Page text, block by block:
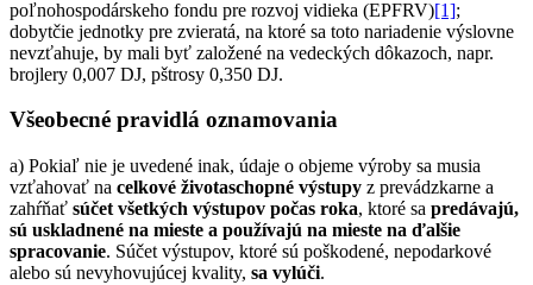
poľnohospodárskeho fondu pre rozvoj vidieka (EPFRV)[1];
dobytčie jednotky pre zvieratá, na ktoré sa toto nariadenie výslovne
nevzťahuje, by mali byť založené na vedeckých dôkazoch, napr.
brojlery 0,007 DJ, pštrosy 0,350 DJ.
Všeobecné pravidlá oznamovania
a) Pokiaľ nie je uvedené inak, údaje o objeme výroby sa musia
vzťahovať na celkové životaschopné výstupy z prevádzkarne a
zahŕňať súčet všetkých výstupov počas roka, ktoré sa predávajú,
sú uskladnené na mieste a používajú na mieste na ďalšie
spracovanie. Súčet výstupov, ktoré sú poškodené, nepodarkové
alebo sú nevyhovujúcej kvality, sa vylúči.